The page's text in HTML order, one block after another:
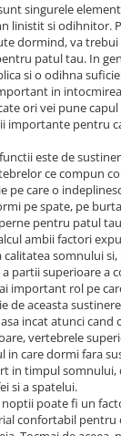
singurele
linistit si odihnitor.
dormind, va trebui
patul tau. In
si o odihna
in
ori vei pune
importante pentru
este de
ce compun
pe care o
pe spate, pe
pentru patul
ambii factori
somnului
partii superioare a
important rol pe
de aceasta
incat atunci cand
vertebrele
in care dormi fara
in timpul somnului,
si a spatelui.
poate fi un
confortabil pentru